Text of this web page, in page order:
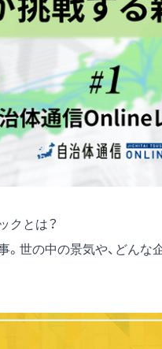
クとは？
。世の中の景気や、どん